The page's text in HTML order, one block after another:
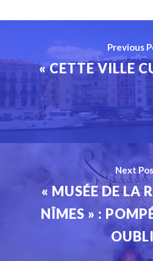
Previous
« CETTE VILLE
Next
« MUSÉE DE LA
NÎMES » :